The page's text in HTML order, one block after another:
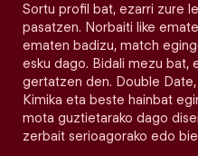
Sortu profil bat, ezarri zure
pasatzen. Norbaiti like
ematen badizu, match
esku dago. Bidali mezu bat,
gertatzen den. Double
Kimika eta beste hainbat
mota guztietarako dago
zerbait serioagorako edo